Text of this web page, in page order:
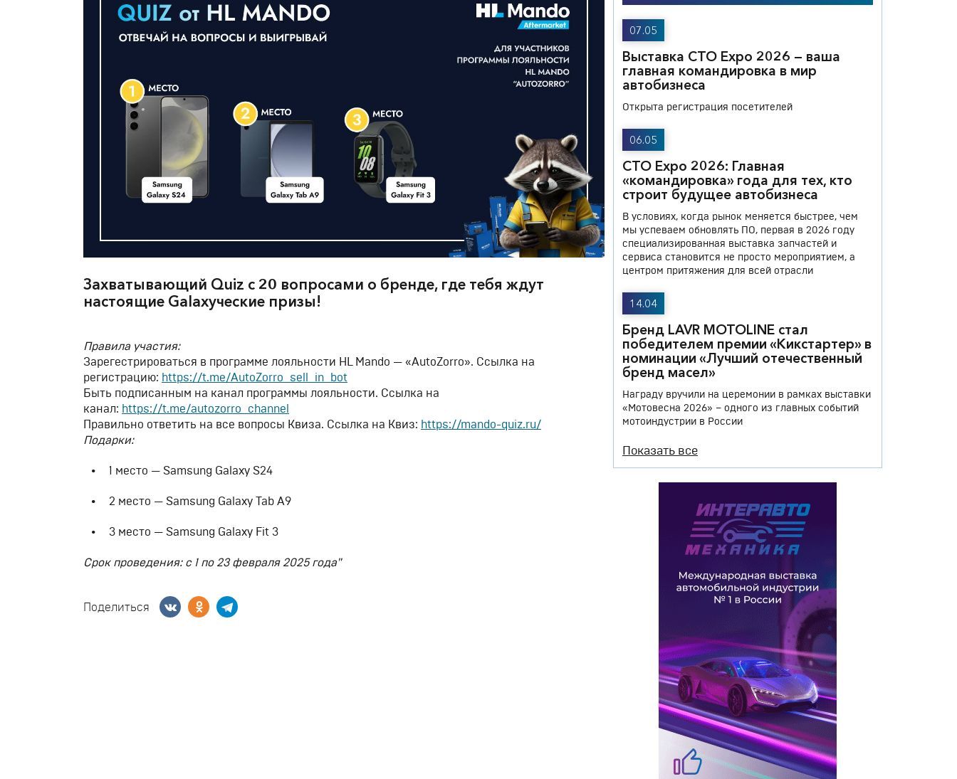
Захватывающий Quiz с 20 вопросами о бренде, где тебя ждут
настоящие Galaxyческие призы!
Правила участия:
Зарегестрироваться в программе лояльности HL Mando — «AutoZorro». Ссылка на
регистрацию: https://t.me/AutoZorro_sell_in_bot
Быть подписанным на канал программы лояльности. Ссылка на
канал: https://t.me/autozorro_channel
Правильно ответить на все вопросы Квиза. Ссылка на Квиз: https://mando-quiz.ru/
Подарки:
1 место — Samsung Galaxy S24
2 место — Samsung Galaxy Tab A9
3 место — Samsung Galaxy Fit 3
Срок проведения: с 1 по 23 февраля 2025 года"
Поделиться
07.05
Выставка СТО Expo 2026 — ваша
главная командировка в мир
автобизнеса
Открыта регистрация посетителей
06.05
СТО Expo 2026: Главная
«командировка» года для тех, кто
строит будущее автобизнеса
В условиях, когда рынок меняется быстрее, чем
мы успеваем обновлять ПО, первая в 2026 году
специализированная выставка запчастей и
сервиса становится не просто мероприятием, а
центром притяжения для всей отрасли
14.04
Бренд LAVR MOTOLINE стал
победителем премии «Кикстартер» в
номинации «Лучший отечественный
бренд масел»
Награду вручили на церемонии в рамках выставки
«Мотовесна 2026» – одного из главных событий
мотоиндустрии в России
Показать все